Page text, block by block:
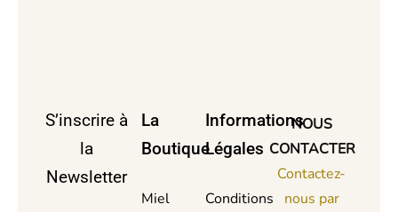
S’inscrire à
la
Newsletter
La
Boutique
Miel
Informations
Légales
Conditions
NOUS
CONTACTER
Contactez-
nous par